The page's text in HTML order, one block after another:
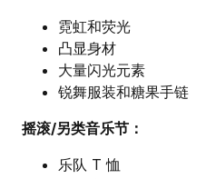
霓虹和荧光
凸显身材
大量闪光元素
锐舞服装和糖果手链
摇滚/另类音乐节：
乐队 T 恤